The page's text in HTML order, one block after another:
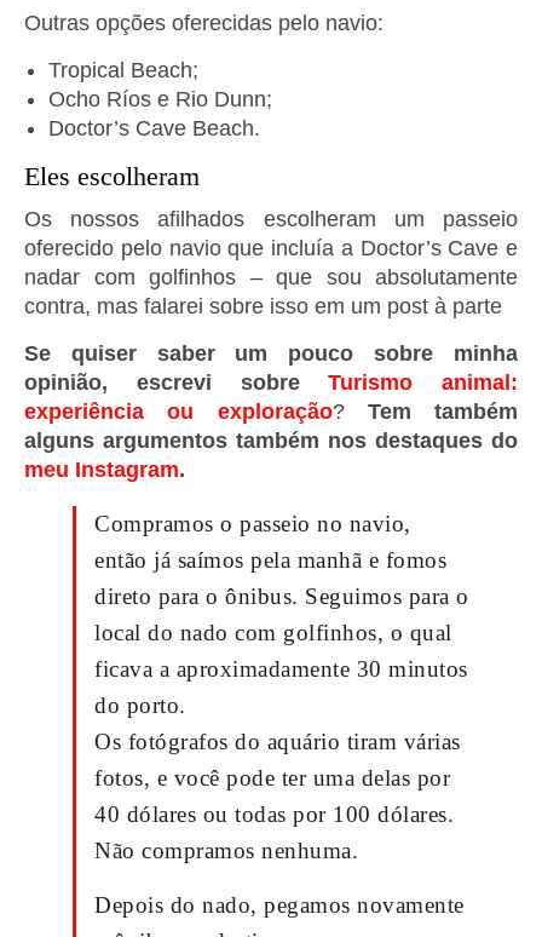
Outras opções oferecidas pelo navio:
Tropical Beach;
Ocho Ríos e Rio Dunn;
Doctor’s Cave Beach.
Eles escolheram
Os nossos afilhados escolheram um passeio
oferecido pelo navio que incluía a Doctor’s Cave e
nadar com golfinhos – que sou absolutamente
contra, mas falarei sobre isso em um post à parte
Se quiser saber um pouco sobre minha
opinião, escrevi sobreTurismo animal:
experiência ou exploração?Tem também
alguns argumentos também nos destaques do
meu Instagram.
Compramos o passeio no navio,
então já saímos pela manhã e fomos
direto para o ônibus. Seguimos para o
local do nado com golfinhos, o qual
ficava a aproximadamente 30 minutos
do porto.
Os fotógrafos do aquário tiram várias
fotos, e você pode ter uma delas por
40 dólares ou todas por 100 dólares.
Não compramos nenhuma.
Depois do nado, pegamos novamente